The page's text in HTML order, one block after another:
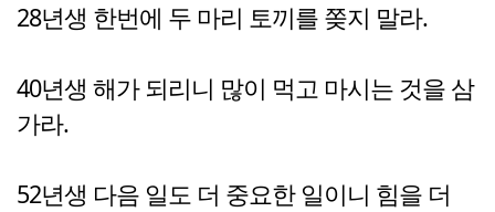
28년생 한번에 두 마리 토끼를 쫒지 말라.
40년생 해가 되리니 많이 먹고 마시는 것을 삼
가라.
52년생 다음 일도 더 중요한 일이니 힘을 더